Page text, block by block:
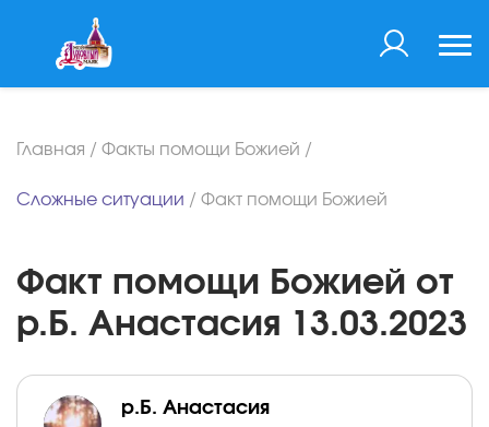
Главная / Факты помощи Божией /
Сложные ситуации / Факт помощи Божией
Факт помощи Божией от
р.Б. Анастасия 13.03.2023
р.Б. Анастасия